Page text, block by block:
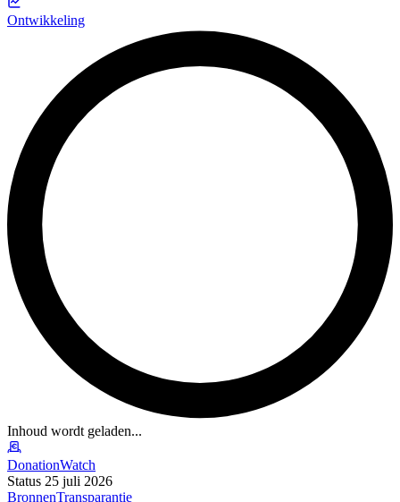
Ontwikkeling
Inhoud wordt geladen...
DonationWatch
Status 25 juli 2026
BronnenTransparantie